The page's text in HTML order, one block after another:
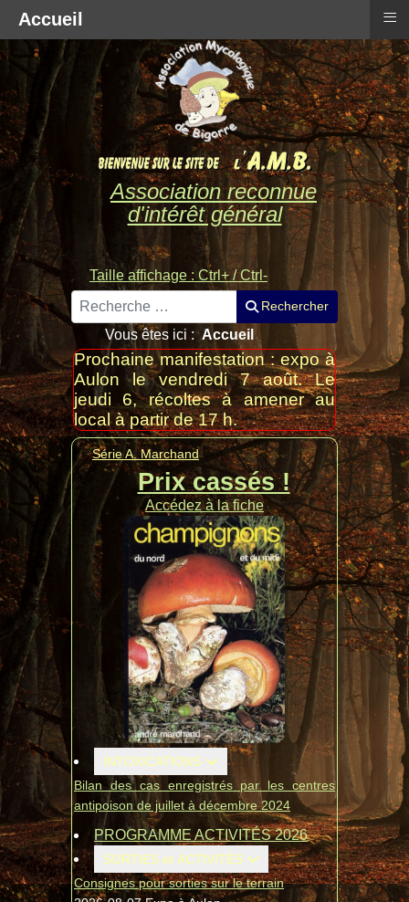
Association reconnue
d'intérêt général
Taille affichage : Ctrl+ / Ctrl-
Rechercher
Rechercher
Vous êtes ici :Accueil
Prochaine manifestation : expo à
Aulon le vendredi 7 août. Le
jeudi 6, récoltes à amener au
local à partir de 17 h.
Série A. Marchand
Prix cassés !
Accédez à la fiche
INTOXICATIONS
Bilan des cas enregistrés par les centres
antipoison de juillet à décembre 2024
PROGRAMME ACTIVITÉS 2026
SORTIES et ACTIVITÉS
Consignes pour sorties sur le terrain
Accueil ≡